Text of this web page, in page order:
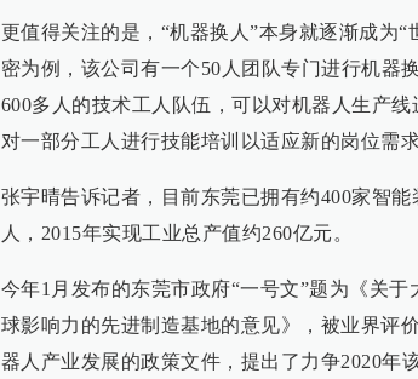
更值得关注的是，“机器换人”本身就逐渐成为
密为例，该公司有一个50人团队专门进行机器
600多人的技术工人队伍，可以对机器人生产
对一部分工人进行技能培训以适应新的岗位需求
张宇晴告诉记者，目前东莞已拥有约400家智
人，2015年实现工业总产值约260亿元。
今年1月发布的东莞市政府“一号文”题为《关
球影响力的先进制造基地的意见》，被业界评
器人产业发展的政策文件，提出了力争2020年